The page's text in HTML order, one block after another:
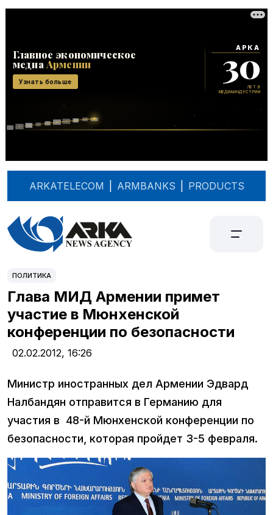
ARKATELECOM ARMBANKS PRODUCTS
ПОЛИТИКА
Глава МИД Армении примет
участие в Мюнхенской
конференции по безопасности
02.02.2012, 16:26
Министр иностранных дел Армении Эдвард
Налбандян отправится в Германию для
участия в 48-й Мюнхенской конференции по
безопасности, которая пройдет 3-5 февраля.